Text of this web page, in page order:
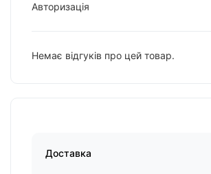
Авторизація
Немає відгуків про цей товар.
Доставка